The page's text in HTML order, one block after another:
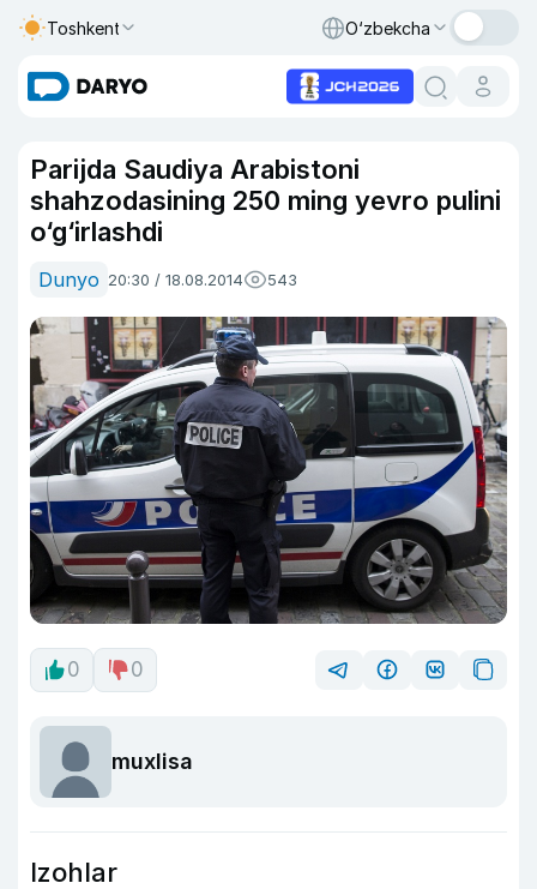
Toshkent O‘zbekcha
Parijda Saudiya Arabistoni
shahzodasining 250 ming yevro pulini
o‘g‘irlashdi
Dunyo 20:30 / 18.08.2014 543
0 0
muxlisa
Izohlar